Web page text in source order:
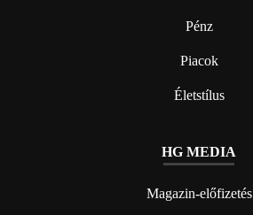
Pénz
Piacok
Életstílus
HG MEDIA
Magazin-előfizetés